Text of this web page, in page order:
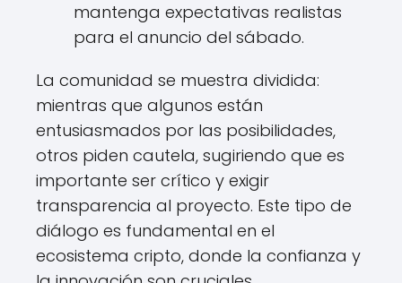
mantenga expectativas realistas
para el anuncio del sábado.
La comunidad se muestra dividida:
mientras que algunos están
entusiasmados por las posibilidades,
otros piden cautela, sugiriendo que es
importante ser crítico y exigir
transparencia al proyecto. Este tipo de
diálogo es fundamental en el
ecosistema cripto, donde la confianza y